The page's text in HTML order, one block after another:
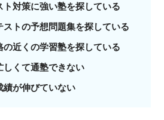
ト対策に強い塾を探している
ストの予想問題集を探している
の近くの学習塾を探している
しくて通塾できない
績が伸びていない